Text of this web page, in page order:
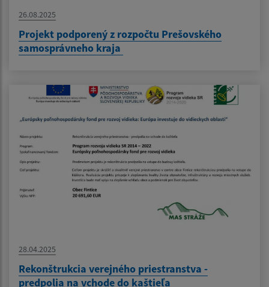
26.08.2025
Projekt podporený z rozpočtu Prešovského
samosprávneho kraja
28.04.2025
Rekonštrukcia verejného priestranstva -
predpolia na vchode do kaštieľa